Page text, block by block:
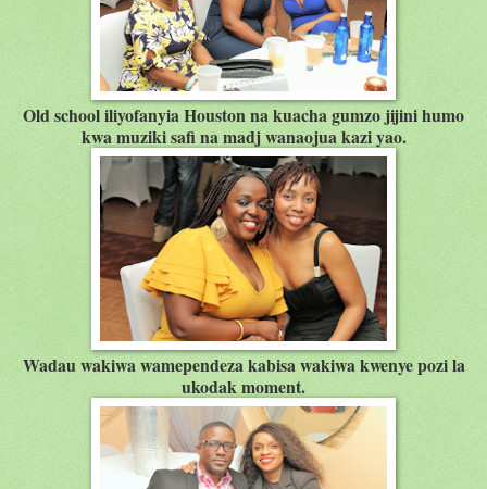
Old school iliyofanyia Houston na kuacha gumzo jijini humo
kwa muziki safi na madj wanaojua kazi yao.
Wadau wakiwa wamependeza kabisa wakiwa kwenye pozi la
ukodak moment.